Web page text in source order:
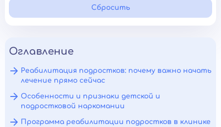
Сбросить
Оглавление
Реабилитация подростков: почему важно начать
лечение прямо сейчас
Особенности и признаки детской и
подростковой наркомании
Программа реабилитации подростков в клинике